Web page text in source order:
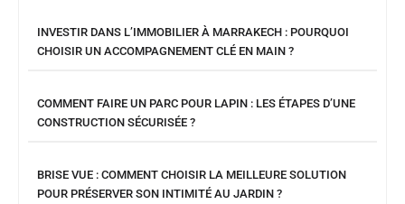
INVESTIR DANS L’IMMOBILIER À MARRAKECH : POURQUOI
CHOISIR UN ACCOMPAGNEMENT CLÉ EN MAIN ?
COMMENT FAIRE UN PARC POUR LAPIN : LES ÉTAPES D’UNE
CONSTRUCTION SÉCURISÉE ?
BRISE VUE : COMMENT CHOISIR LA MEILLEURE SOLUTION
POUR PRÉSERVER SON INTIMITÉ AU JARDIN ?